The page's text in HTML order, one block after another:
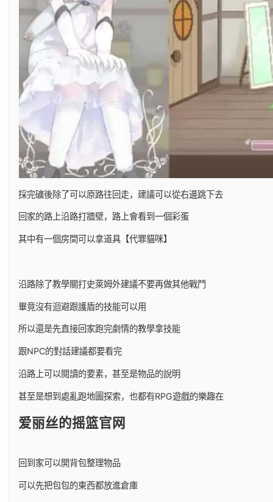
採完礦後除了可以原路往回走，建議可以從右邊跳下去
回家的路上沿路打牆壁，路上會看到一個彩蛋
其中有一個房間可以拿道具【代罪貓咪】
沿路除了教學關打史萊姆外建議不要再做其他戰鬥
畢竟沒有迴避跟護盾的技能可以用
所以還是先直接回家跑完劇情的教學拿技能
跟NPC的對話建議都要看完
沿路上可以閱讀的要素，甚至是物品的說明
甚至是想到處亂跑地圖探索，也都有RPG遊戲的樂趣在
爱丽丝的摇篮官网
回到家可以開背包整理物品
可以先把包包的東西都放進倉庫